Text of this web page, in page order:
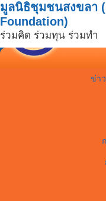
มูลนิธิชุมชนสงขลา
Foundation)
ร่วมคิด ร่วมทุน ร่วมทำ
ข่า